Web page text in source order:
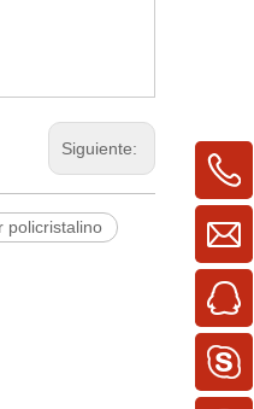
Siguiente:
policristalino